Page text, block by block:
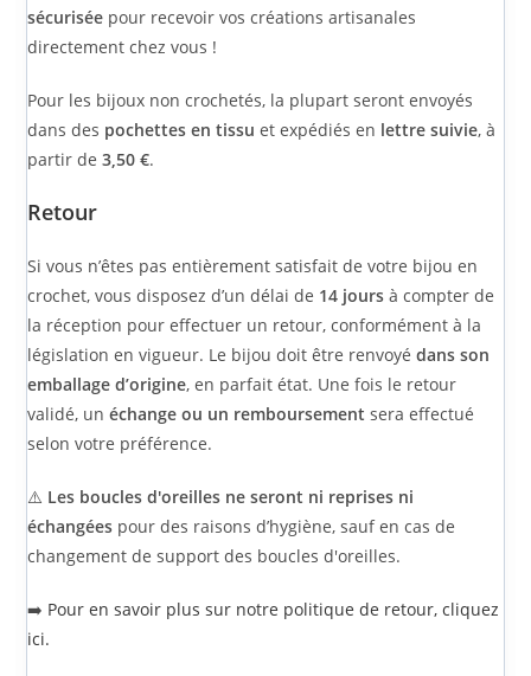
sécurisée pour recevoir vos créations artisanales
directement chez vous !
Pour les bijoux non crochetés, la plupart seront envoyés
dans des pochettes en tissu et expédiés en lettre suivie, à
partir de3,50 €.
Retour
Si vous n’êtes pas entièrement satisfait de votre bijou en
crochet, vous disposez d’un délai de 14 jours à compter de
la réception pour effectuer un retour, conformément à la
législation en vigueur. Le bijou doit être renvoyédans son
emballage d’origine, en parfait état. Une fois le retour
validé, unéchange ou un remboursement sera effectué
selon votre préférence.
⚠️ Les boucles d'oreilles ne seront ni reprises ni
échangées pour des raisons d’hygiène, sauf en cas de
changement de support des boucles d'oreilles.
➡️ Pour en savoir plus sur notre politique de retour, cliquez
ici.